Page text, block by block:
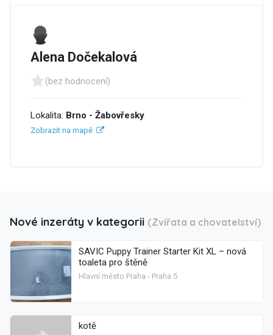
Alena Dočekalová
(bez hodnocení)
Lokalita: Brno - Žabovřesky
Zobrazit na mapě
Nové inzeráty v kategorii (Zvířata a chovatelství)
SAVIC Puppy Trainer Starter Kit XL – nová
toaleta pro štěně
Hlavní město Praha - Praha 5
kotě